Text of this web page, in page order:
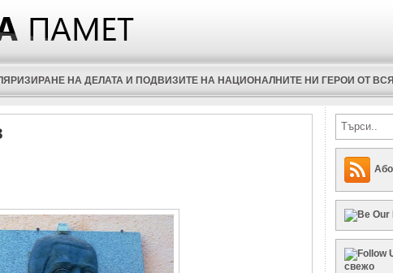
НА ДЕЛАТА И ПОДВИЗИТЕ НА НАЦИОНАЛНИТЕ НИ ГЕРОИ ОТ
свежо